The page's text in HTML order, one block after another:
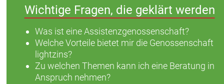
Wichtige Fragen, die geklärt werden
Was ist eine Assistenzgenossenschaft?
Welche Vorteile bietet mir die Genossenschaft
lightzins?
Zu welchen Themen kann ich eine Beratung in
Anspruch nehmen?